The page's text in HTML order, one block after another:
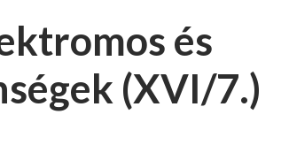
OK
és
(XVI/7.)